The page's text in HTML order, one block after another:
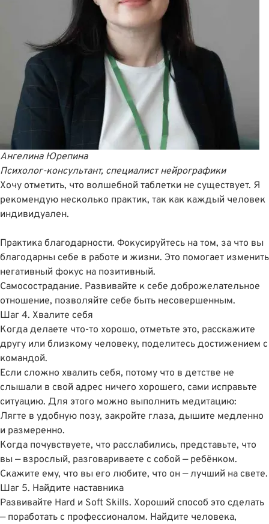
Ангелина Юрепина
Психолог-консультант, специалист нейрографики
Хочу отметить, что волшебной таблетки не существует. Я
рекомендую несколько практик, так как каждый человек
индивидуален.
Практика благодарности. Фокусируйтесь на том, за что вы
благодарны себе в работе и жизни. Это помогает изменить
негативный фокус на позитивный.
Самосострадание. Развивайте к себе доброжелательное
отношение, позволяйте себе быть несовершенным.
Шаг 4. Хвалите себя
Когда делаете что-то хорошо, отметьте это, расскажите
другу или близкому человеку, поделитесь достижением с
командой.
Если сложно хвалить себя, потому что в детстве не
слышали в свой адрес ничего хорошего, сами исправьте
ситуацию. Для этого можно выполнить медитацию:
Лягте в удобную позу, закройте глаза, дышите медленно
и размеренно.
Когда почувствуете, что расслабились, представьте, что
вы — взрослый, разговариваете с собой — ребёнком.
Скажите ему, что вы его любите, что он — лучший на свете.
Шаг 5. Найдите наставника
Развивайте Hard и Soft Skills. Хороший способ это сделать
— поработать с профессионалом. Найдите человека,